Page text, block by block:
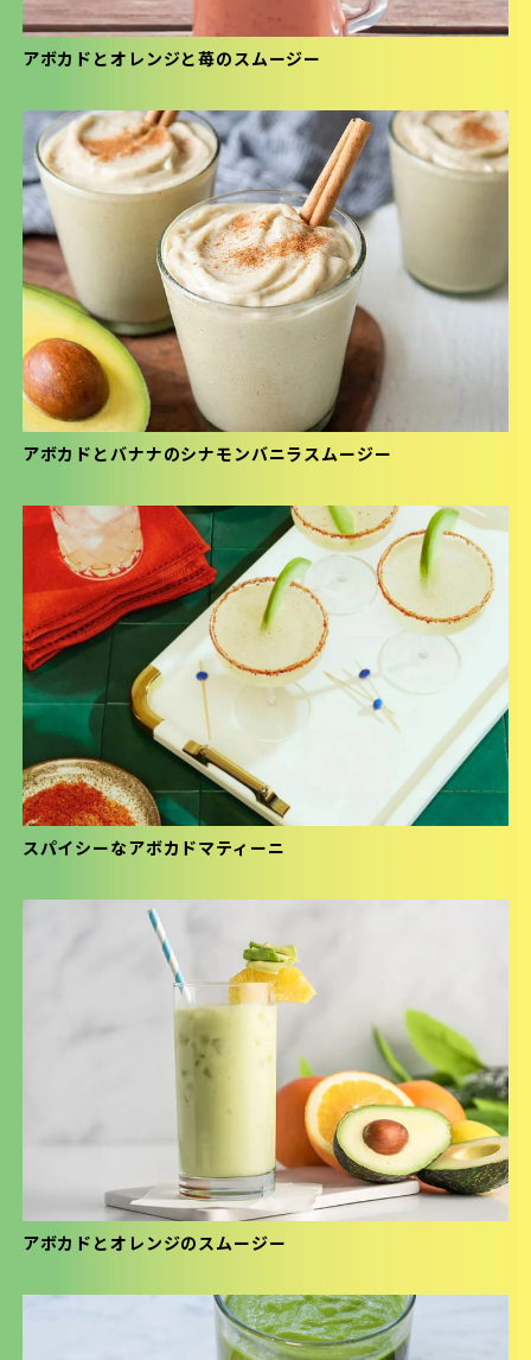
アボカドとオレンジと苺のスムージー
アボカドとバナナのシナモンバニラスムージー
スパイシーなアボカドマティーニ
アボカドとオレンジのスムージー